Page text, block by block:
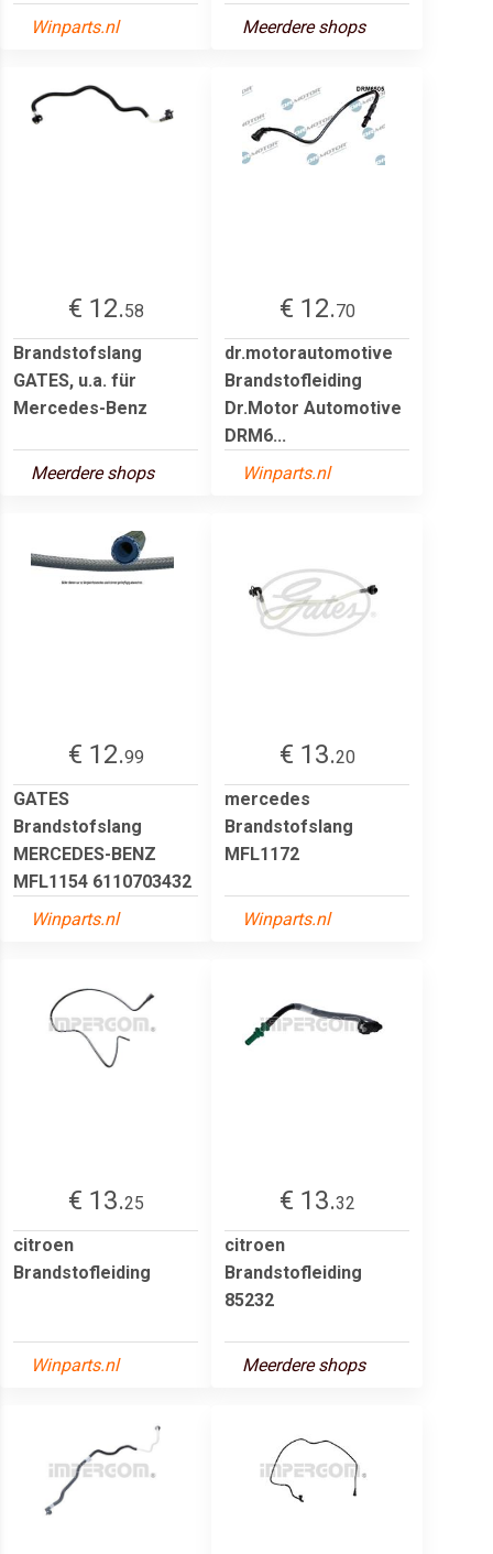
Winparts.nl Meerdere shops
€ 12.58
Brandstofslang
GATES, u.a. für
Mercedes-Benz
Meerdere shops
€ 12.70
dr.motorautomotive
Brandstofleiding
Dr.Motor Automotive
DRM6...
Winparts.nl
€ 12.99
GATES
Brandstofslang
MERCEDES-BENZ
MFL1154 6110703432
Winparts.nl
€ 13.20
mercedes
Brandstofslang
MFL1172
Winparts.nl
€ 13.25
citroen
Brandstofleiding
Winparts.nl
€ 13.32
citroen
Brandstofleiding
85232
Meerdere shops